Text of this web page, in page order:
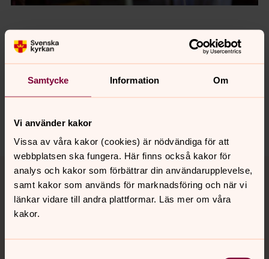
Samtycke Information Om
Vi använder kakor
Vissa av våra kakor (cookies) är nödvändiga för att
webbplatsen ska fungera. Här finns också kakor för
analys och kakor som förbättrar din användarupplevelse,
samt kakor som används för marknadsföring och när vi
länkar vidare till andra plattformar. Läs mer om våra
kakor.
Senast ändrad 1 juni 2026
Synpunkter eller frågor på sidans
innehåll?
Dela
Tillbaka till toppen
Tillbaka till innehållet